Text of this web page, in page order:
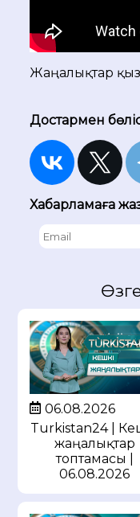
Жаңалықтар
Достармен
Хабарламаға
06.08.2026
Turkistan24 |
жаңалықтар
топтамасы |
06.08.2026